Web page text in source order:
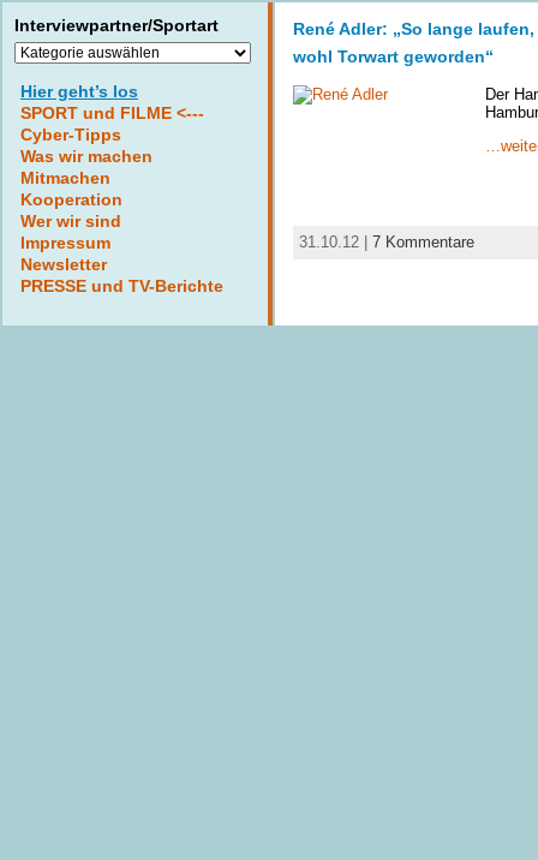
Interviewpartner/Sportart
Interviewpartner/Sportart
Hier geht’s los
SPORT und FILME <---
Cyber-Tipps
Was wir machen
Mitmachen
Kooperation
Wer wir sind
Impressum
Newsletter
PRESSE und TV-Berichte
René Adler: „So lange
wohl Torwart geworden“
Der
31.10.12 | 7 Kommentare